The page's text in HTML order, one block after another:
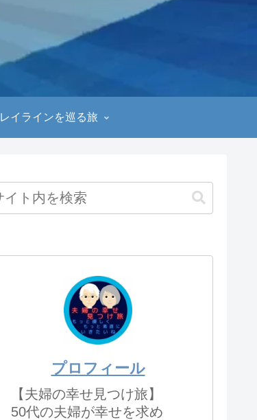
レイラインを巡る旅
プロフィール
【夫婦の幸せ見つけ旅】
50代の夫婦が幸せを求め